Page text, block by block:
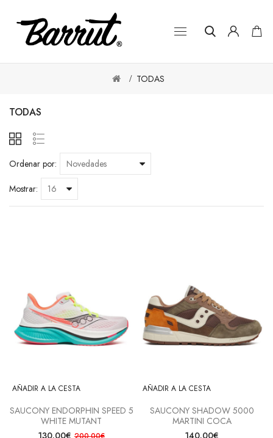
TODAS
TODAS
Ordenar por:
Mostrar:
AÑADIR A LA CESTA
SAUCONY ENDORPHIN SPEED 5
WHITE MUTANT
130.00€
AÑADIR A LA CESTA
SAUCONY SHADOW 5000
MARTINI COCA
140.00€